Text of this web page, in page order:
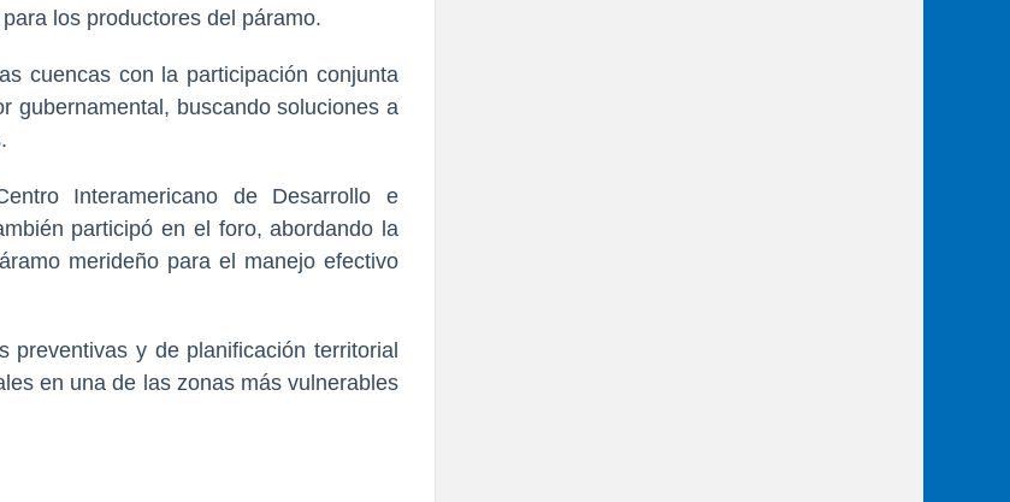
los productores del páramo.
cuencas con la participación conjunta
gubernamental, buscando soluciones a
Interamericano de Desarrollo e
participó en el foro, abordando la
merideño para el manejo efectivo
preventivas y de planificación territorial
en una de las zonas más vulnerables